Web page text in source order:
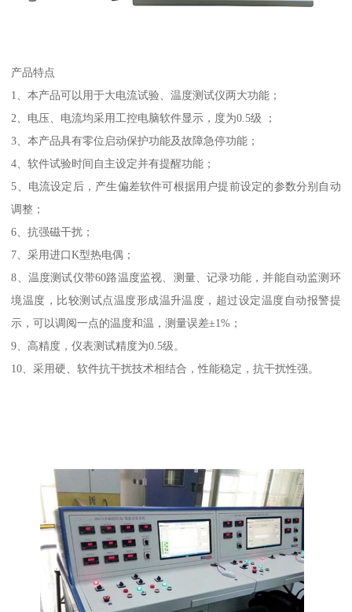
产品特点
1、本产品可以用于大电流试验、温度测试仪两大功能；
2、电压、电流均采用工控电脑软件显示，度为0.5级 ；
3、本产品具有零位启动保护功能及故障急停功能；
4、软件试验时间自主设定并有提醒功能；
5、电流设定后，产生偏差软件可根据用户提前设定的参数分别自动
调整；
6、抗强磁干扰；
7、采用进口K型热电偶；
8、温度测试仪带60路温度监视、测量、记录功能，并能自动监测环
境温度，比较测试点温度形成温升温度，超过设定温度自动报警提
示，可以调阅一点的温度和温，测量误差±1%；
9、高精度，仪表测试精度为0.5级。
10、采用硬、软件抗干扰技术相结合，性能稳定，抗干扰性强。